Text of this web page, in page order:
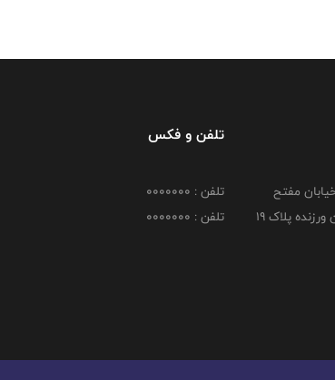
مفتح
مجموعه ورزشی شیرودی خیابان ورزنده پلاک ۱۹
تلفن و فکس
تلفن : 0000000
تلفن : 0000000